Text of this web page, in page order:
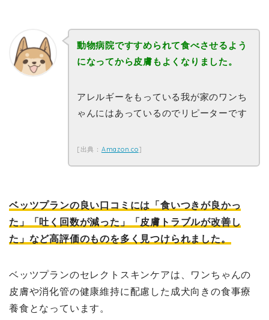
動物病院ですすめられて食べさせるよう
になってから皮膚もよくなりました。
アレルギーをもっている我が家のワンち
ゃんにはあっているのでリピーターです
[出典： Amazon.co]
ベッツプランの良い口コミには「食いつきが良かっ
た」「吐く回数が減った」「皮膚トラブルが改善し
た」など高評価のものを多く見つけられました。
ベッツプランのセレクトスキンケアは、ワンちゃんの
皮膚や消化管の健康維持に配慮した成犬向きの食事療
養食となっています。